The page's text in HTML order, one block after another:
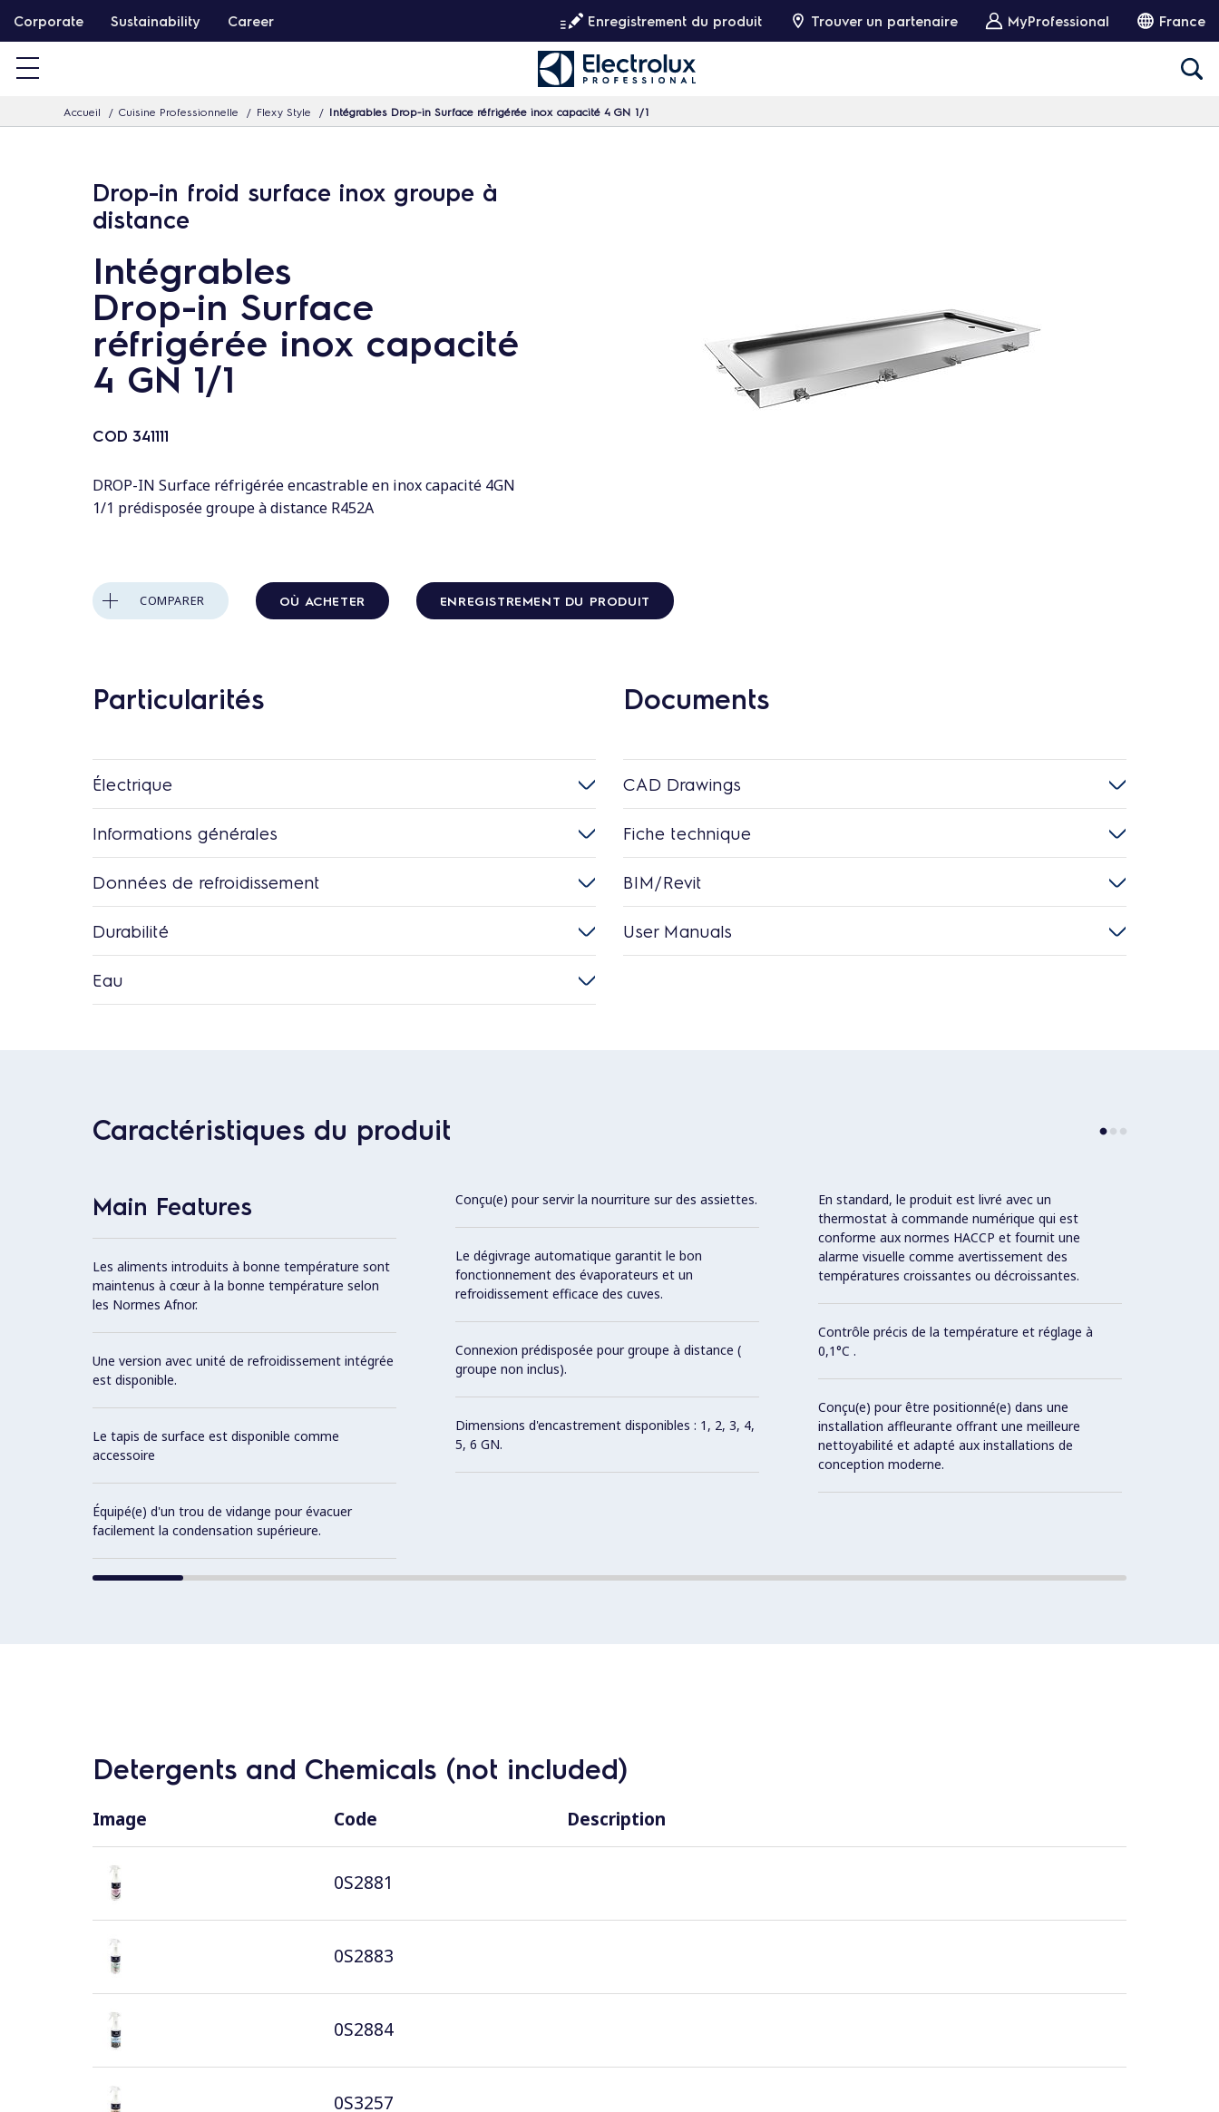
a
Corporate Sustainability Career Enregistrement du produit Trouver un partenaire MyProfessional France
Accueil Cuisine Professionnelle Flexy Style Intégrables Drop-in Surface réfrigérée inox capacité 4 GN 1/1
Drop-in froid surface inox groupe à
distance
Intégrables
Drop-in Surface
réfrigérée inox capacité
4 GN 1/1
COD 341111
DROP-IN Surface réfrigérée encastrable en inox capacité 4GN
1/1 prédisposée groupe à distance R452A
COMPARER OÙ ACHETER ENREGISTREMENT DU PRODUIT
Particularités
Électrique
Informations générales
Données de refroidissement
Durabilité
Eau
Documents
CAD Drawings
Fiche technique
BIM/Revit
User Manuals
Caractéristiques du produit
Main Features
Les aliments introduits à bonne température sont
maintenus à cœur à la bonne température selon
les Normes Afnor.
Une version avec unité de refroidissement intégrée
est disponible.
Le tapis de surface est disponible comme
accessoire
Équipé(e) d'un trou de vidange pour évacuer
facilement la condensation supérieure.
Conçu(e) pour servir la nourriture sur des assiettes.
Le dégivrage automatique garantit le bon
fonctionnement des évaporateurs et un
refroidissement efficace des cuves.
Connexion prédisposée pour groupe à distance (
groupe non inclus).
Dimensions d'encastrement disponibles : 1, 2, 3, 4,
5, 6 GN.
En standard, le produit est livré avec un
thermostat à commande numérique qui est
conforme aux normes HACCP et fournit une
alarme visuelle comme avertissement des
températures croissantes ou décroissantes.
Contrôle précis de la température et réglage à
0,1°C .
Conçu(e) pour être positionné(e) dans une
installation affleurante offrant une meilleure
nettoyabilité et adapté aux installations de
conception moderne.
Detergents and Chemicals (not included)
Image Code Description
0S2881
0S2883
0S2884
0S3257